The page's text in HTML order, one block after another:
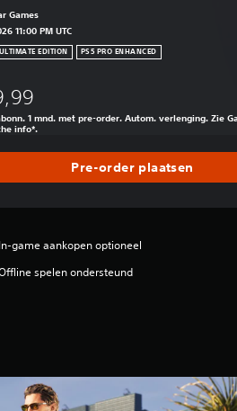
Games
11:00 PM UTC
ULTIMATE EDITION PS5 PRO ENHANCED
1 mnd. met pre-order. Autom. verlenging. Zie
info*.
Pre-order plaatsen
In-game aankopen optioneel
spelen ondersteund